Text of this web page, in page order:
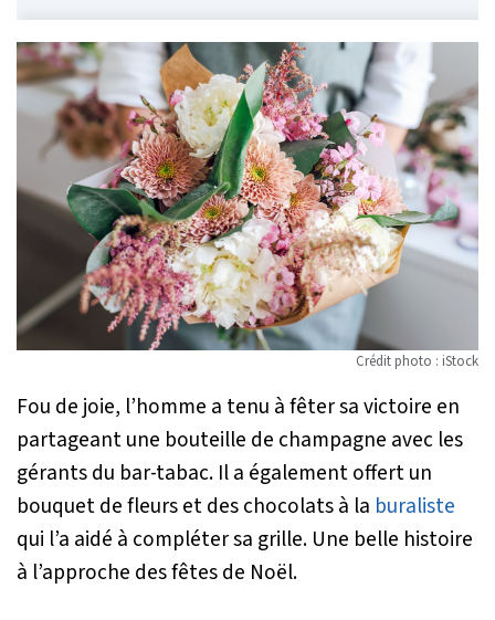
Crédit photo : iStock
Fou de joie, l’homme a tenu à fêter sa victoire en
partageant une bouteille de champagne avec les
gérants du bar-tabac. Il a également offert un
bouquet de fleurs et des chocolats à la buraliste
qui l’a aidé à compléter sa grille. Une belle histoire
à l’approche des fêtes de Noël.